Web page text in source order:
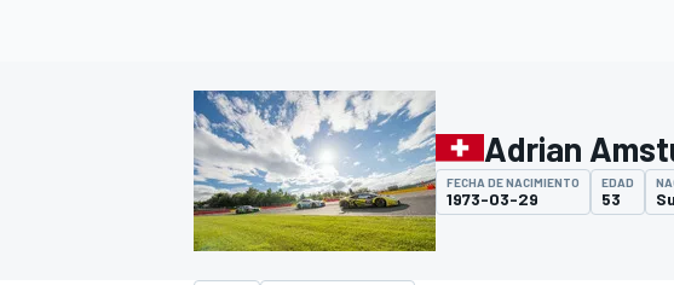
INDYCAR
Adrian
FECHA DE NACIMIENTO
1973-03-29
EDAD
53